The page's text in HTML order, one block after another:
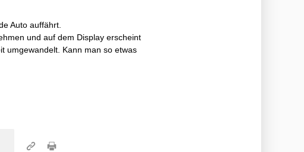
Auto auffährt.
und auf dem Display erscheint
umgewandelt. Kann man so etwas